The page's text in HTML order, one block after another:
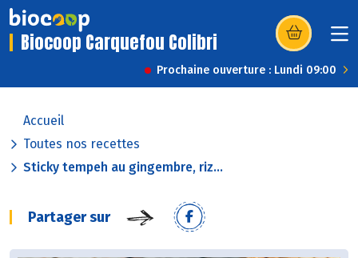
Biocoop Carquefou Colibri (s’ouvre dans
Prochaine ouverture : Lundi 09:00
Accueil
Toutes nos recettes
Sticky tempeh au gingembre, riz...
Partager sur